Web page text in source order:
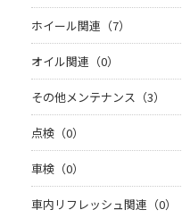
ホイール関連（7）
オイル関連（0）
その他メンテナンス（3）
点検（0）
車検（0）
車内リフレッシュ関連（0）